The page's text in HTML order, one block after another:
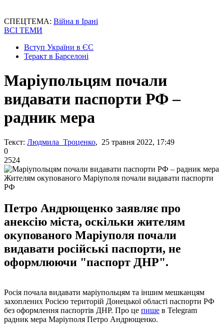
СПЕЦТЕМА: Війна в Ірані
ВСІ ТЕМИ
Вступ України в ЄС
Теракт в Барселоні
Маріупольцям почали
видавати паспорти РФ –
радник мера
Текст: Людмила Троценко, 25 травня 2022, 17:49
0
2524
Жителям окупованого Маріуполя почали видавати паспорти
РФ
Петро Андрющенко заявляє про
анексію міста, оскільки жителям
окупованого Маріуполя почали
видавати російські паспорти, не
оформлюючи "паспорт ДНР".
Росія почала видавати маріупольцям та іншим мешканцям
захоплених Росією територій Донецької області паспорти РФ
без оформлення паспортів ДНР. Про це пише в Telegram
радник мера Маріуполя Петро Андрющенко.